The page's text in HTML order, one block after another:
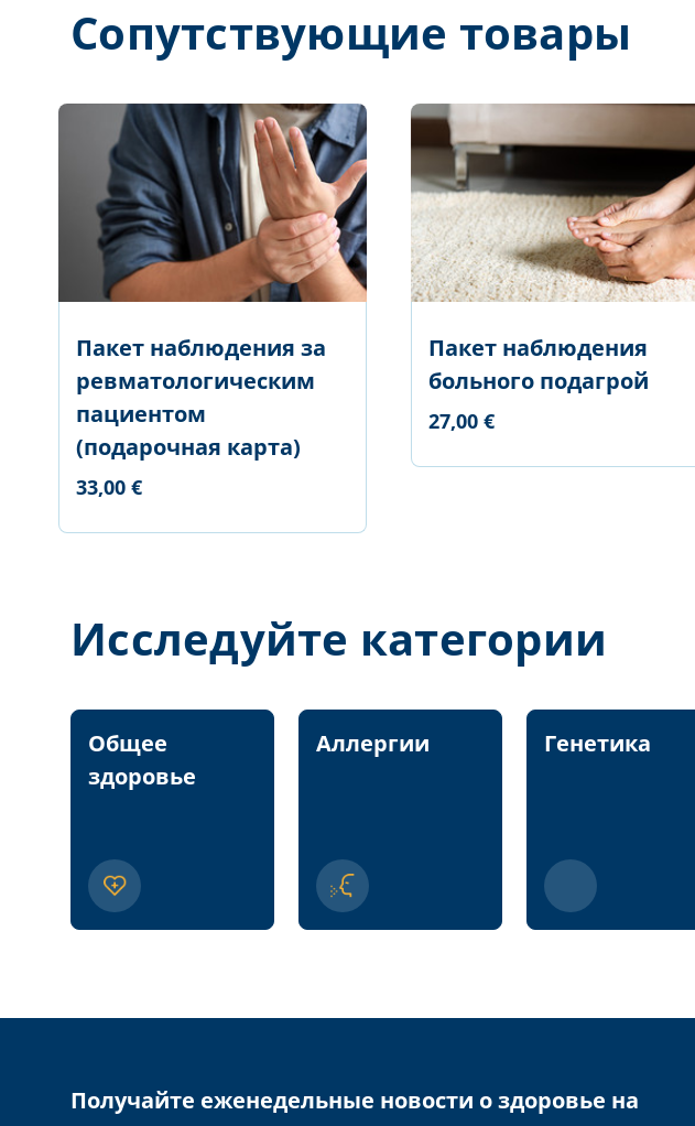
Сопутствующие товары
Пакет наблюдения за
ревматологическим
пациентом
(подарочная карта)
33,00 €
Пакет наблюдения
больного подагрой
27,00 €
Исследуйте категории
Общее
здоровье
Аллергии Генетика
Получайте еженедельные новости о здоровье на